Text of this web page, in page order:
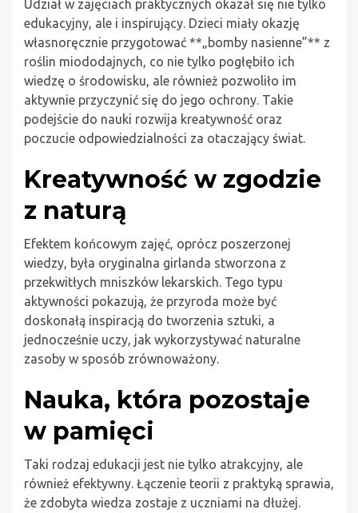
Udział w zajęciach praktycznych okazał się nie tylko
edukacyjny, ale i inspirujący. Dzieci miały okazję
własnoręcznie przygotować **„bomby nasienne”** z
roślin miododajnych, co nie tylko pogłębiło ich
wiedzę o środowisku, ale również pozwoliło im
aktywnie przyczynić się do jego ochrony. Takie
podejście do nauki rozwija kreatywność oraz
poczucie odpowiedzialności za otaczający świat.
Kreatywność w zgodzie
z naturą
Efektem końcowym zajęć, oprócz poszerzonej
wiedzy, była oryginalna girlanda stworzona z
przekwitłych mniszków lekarskich. Tego typu
aktywności pokazują, że przyroda może być
doskonałą inspiracją do tworzenia sztuki, a
jednocześnie uczy, jak wykorzystywać naturalne
zasoby w sposób zrównoważony.
Nauka, która pozostaje
w pamięci
Taki rodzaj edukacji jest nie tylko atrakcyjny, ale
również efektywny. Łączenie teorii z praktyką sprawia,
że zdobyta wiedza zostaje z uczniami na dłużej.